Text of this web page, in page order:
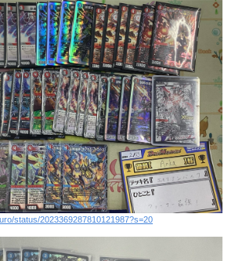
status/2023369287810121987?s=20